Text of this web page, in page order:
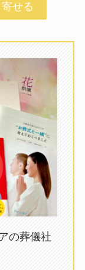
せる
の葬儀社